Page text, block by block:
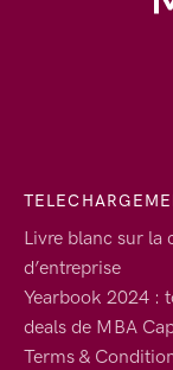
Livre blanc sur la
d’entreprise
Yearbook 2024 :
deals de MBA
Terms &